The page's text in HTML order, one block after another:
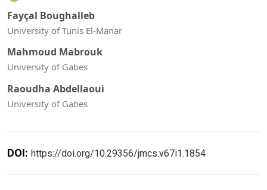
Fayçal Boughalleb
University of Tunis El-Manar
Mahmoud Mabrouk
University of Gabes
Raoudha Abdellaoui
University of Gabes
DOI: https://doi.org/10.29356/jmcs.v67i1.1854